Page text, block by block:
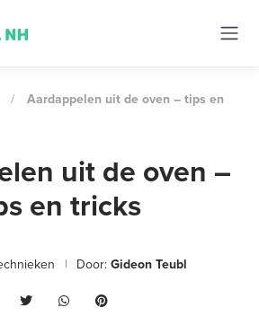
/
Aardappelen uit de oven – tips en
uit de oven –
en tricks
Door:Gideon Teubl